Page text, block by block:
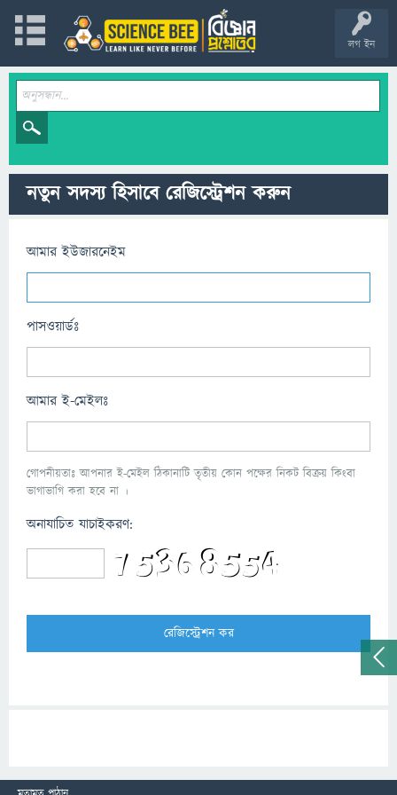
লগ ইন
নতুন সদস্য হিসাবে রেজিস্ট্রেশন করুন
আমার ইউজারনেইম
পাসওয়ার্ডঃ
আমার ই-মেইলঃ
গোপনীয়তাঃ আপনার ই-মেইল ঠিকানাটি তৃতীয় কোন পক্ষের নিকট বিক্রয় কিংবা
ভাগাভাগি করা হবে না ।
অনাযাচিত যাচাইকরণ: